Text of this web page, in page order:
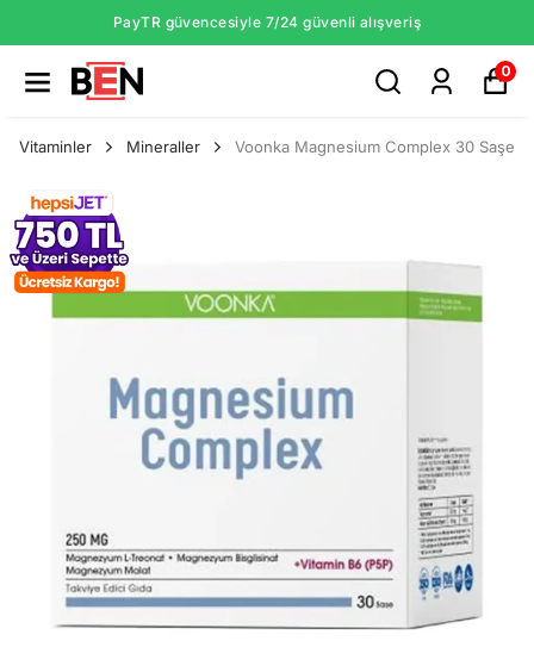
PayTR güvencesiyle 7/24 güvenli alışveriş
0
Vitaminler Mineraller Voonka Magnesium Complex 30 Saşe